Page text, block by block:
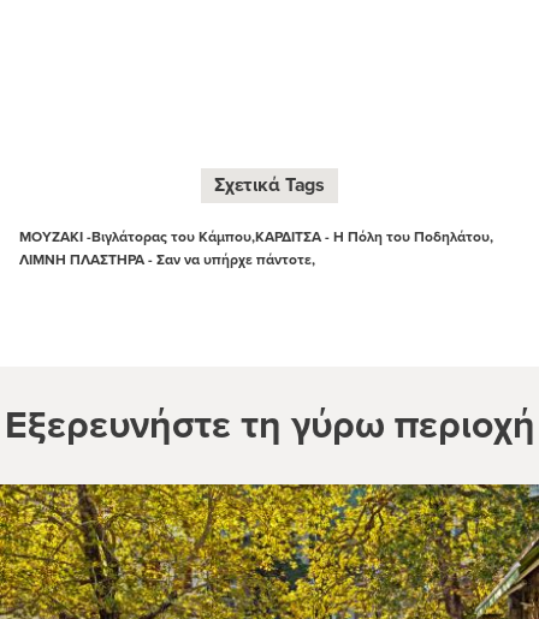
Σχετικά Tags
ΜΟΥΖΑΚΙ -Βιγλάτορας του Κάμπου,ΚΑΡΔΙΤΣΑ - Η Πόλη του Ποδηλάτου,
ΛΙΜΝΗ ΠΛΑΣΤΗΡΑ - Σαν να υπήρχε πάντοτε,
Εξερευνήστε τη γύρω περιοχή